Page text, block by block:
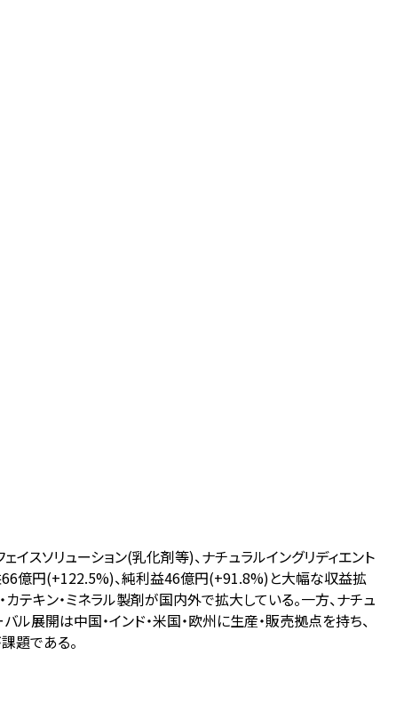
スソリューション(乳化剤等)、ナチュラルイングリディエント
億円(+122.5%)、純利益46億円(+91.8%)と大幅な収益拡
キン・ミネラル製剤が国内外で拡大している。一方、ナチュ
展開は中国・インド・米国・欧州に生産・販売拠点を持ち、
題である。